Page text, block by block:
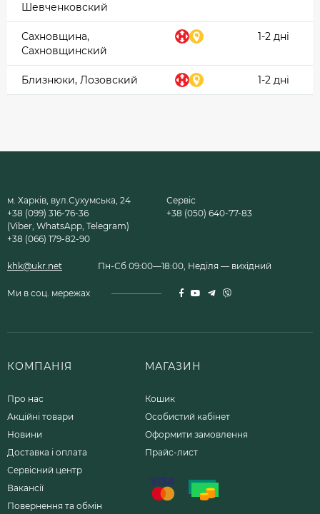
Шевченковский
Сахновщина,
Сахновщинский
1-2 дні
Близнюки, Лозовский 1-2 дні
м. Харків, вул.Сухумська, 24
+38 (099) 316-76-36
(Viber, WhatsApp, Telegram)
+38 (066) 179-82-90
Сервіс
+38 (050) 640-77-83
khk@ukr.net Пн-Сб 09:00—18:00, Неділя — вихідний
Ми в соц. мережах
КОМПАНІЯ
Про нас
Акційні товари
Новини
Доставка і оплата
Сервісний центр
Вакансії
Повернення та обмін
МАГАЗИН
Кошик
Особистий кабінет
Оформити замовлення
Прайс-лист